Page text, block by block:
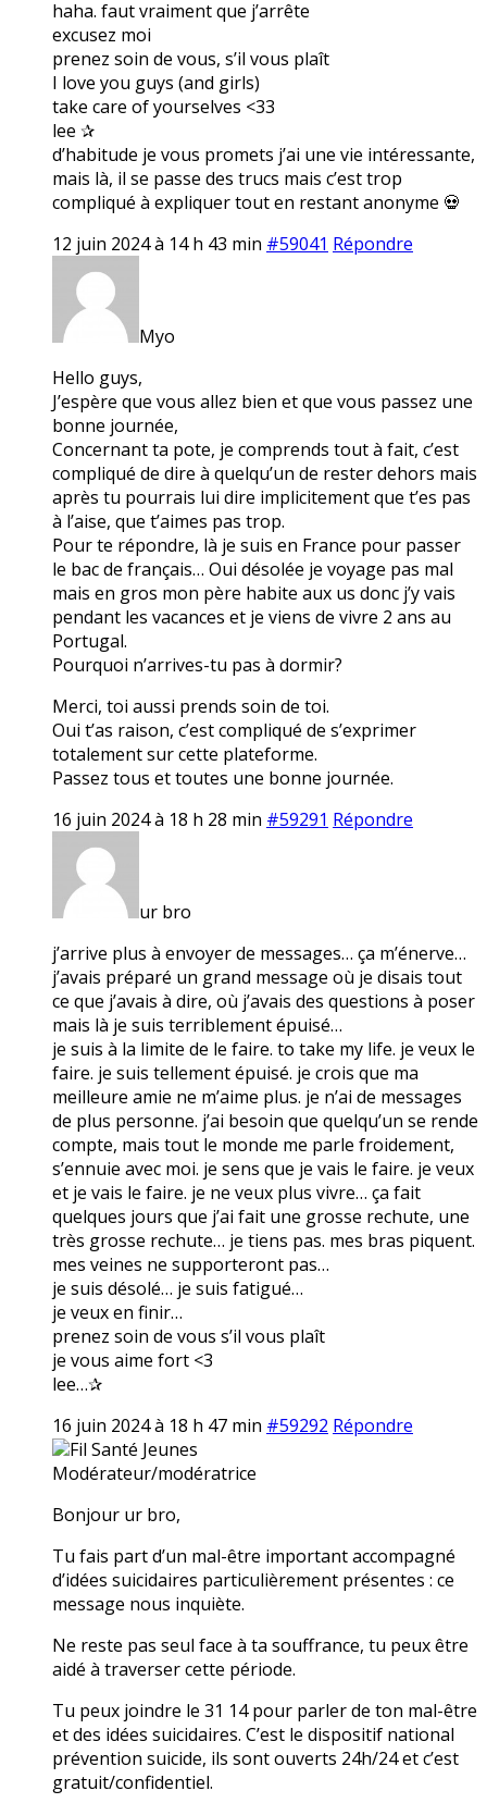
haha. faut vraiment que j’arrête
excusez moi
prenez soin de vous, s’il vous plaît
I love you guys (and girls)
take care of yourselves <33
lee ✰
d’habitude je vous promets j’ai une vie intéressante,
mais là, il se passe des trucs mais c’est trop
compliqué à expliquer tout en restant anonyme 💀
12 juin 2024 à 14 h 43 min #59041 Répondre
Myo
Hello guys,
J’espère que vous allez bien et que vous passez une
bonne journée,
Concernant ta pote, je comprends tout à fait, c’est
compliqué de dire à quelqu’un de rester dehors mais
après tu pourrais lui dire implicitement que t’es pas
à l’aise, que t’aimes pas trop.
Pour te répondre, là je suis en France pour passer
le bac de français… Oui désolée je voyage pas mal
mais en gros mon père habite aux us donc j’y vais
pendant les vacances et je viens de vivre 2 ans au
Portugal.
Pourquoi n’arrives-tu pas à dormir?
Merci, toi aussi prends soin de toi.
Oui t’as raison, c’est compliqué de s’exprimer
totalement sur cette plateforme.
Passez tous et toutes une bonne journée.
16 juin 2024 à 18 h 28 min #59291 Répondre
ur bro
j’arrive plus à envoyer de messages… ça m’énerve…
j’avais préparé un grand message où je disais tout
ce que j’avais à dire, où j’avais des questions à poser
mais là je suis terriblement épuisé…
je suis à la limite de le faire. to take my life. je veux le
faire. je suis tellement épuisé. je crois que ma
meilleure amie ne m’aime plus. je n’ai de messages
de plus personne. j’ai besoin que quelqu’un se rende
compte, mais tout le monde me parle froidement,
s’ennuie avec moi. je sens que je vais le faire. je veux
et je vais le faire. je ne veux plus vivre… ça fait
quelques jours que j’ai fait une grosse rechute, une
très grosse rechute… je tiens pas. mes bras piquent.
mes veines ne supporteront pas…
je suis désolé… je suis fatigué…
je veux en finir…
prenez soin de vous s’il vous plaît
je vous aime fort <3
lee…✰
16 juin 2024 à 18 h 47 min #59292 Répondre
Fil Santé Jeunes
Modérateur/modératrice
Bonjour ur bro,
Tu fais part d’un mal-être important accompagné
d’idées suicidaires particulièrement présentes : ce
message nous inquiète.
Ne reste pas seul face à ta souffrance, tu peux être
aidé à traverser cette période.
Tu peux joindre le 31 14 pour parler de ton mal-être
et des idées suicidaires. C’est le dispositif national
prévention suicide, ils sont ouverts 24h/24 et c’est
gratuit/confidentiel.